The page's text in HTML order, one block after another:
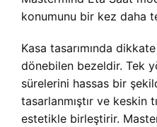
konumunu bir kez daha
Kasa tasarımında
dönebilen bezeldir. Tek
sürelerini hassas bir
tasarlanmıştır ve keskin
estetikle birleştirir.